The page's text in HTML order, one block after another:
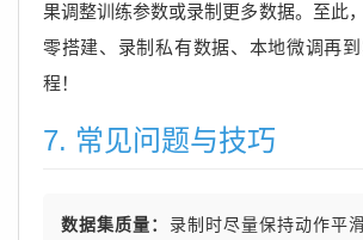
果调整训练参数或录制更多数据。至此
零搭建、录制私有数据、本地微调再
程！
7. 常见问题与技巧
数据集质量： 录制时尽量保持动作平